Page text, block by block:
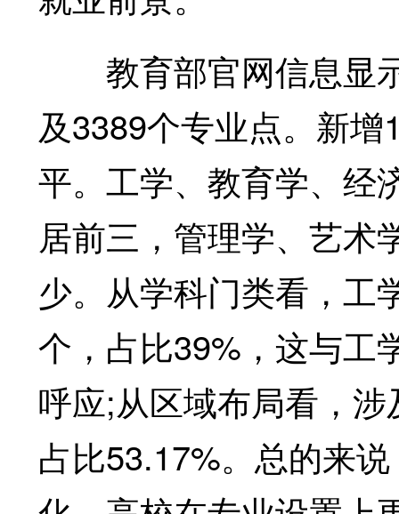
教育部官网信息显
及3389个专业点。新
平。工学、教育学、经
居前三，管理学、艺术
少。从学科门类看，工
个，占比39%，这与工
呼应;从区域布局看，
占比53.17%。总的来